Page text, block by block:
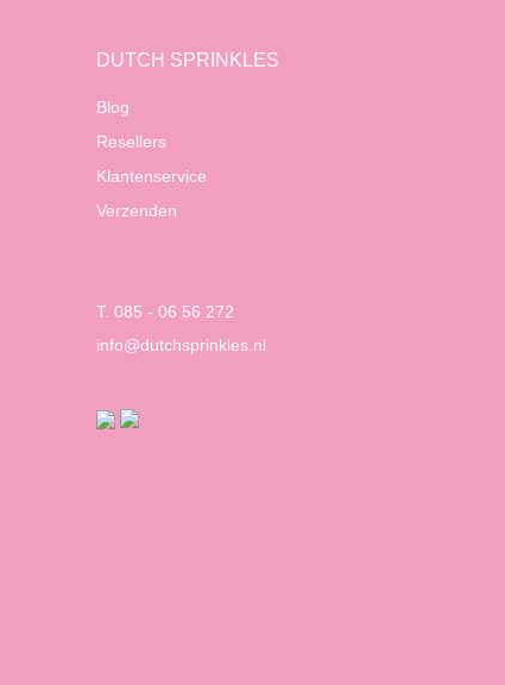
DUTCH SPRINKLES
Blog
Resellers
Klantenservice
Verzenden
T. 085 - 06 56 272
info@dutchsprinkles.nl